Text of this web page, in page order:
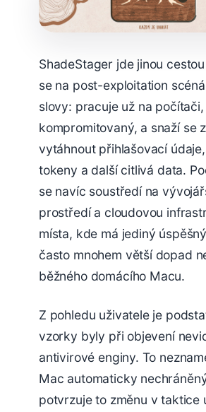
ShadeStager jde jinou
se na post-exploitation
slovy: pracuje už na
kompromitovaný, a snaží se
vytáhnout přihlašovací
tokeny a další citlivá data.
se navíc soustředí na
prostředí a cloudovou
místa, kde má jediný
často mnohem větší dopad
běžného domácího Macu.
Z pohledu uživatele je
vzorky byly při objevení
antivirové enginy. To
Mac automaticky
potvrzuje to změnu v taktice